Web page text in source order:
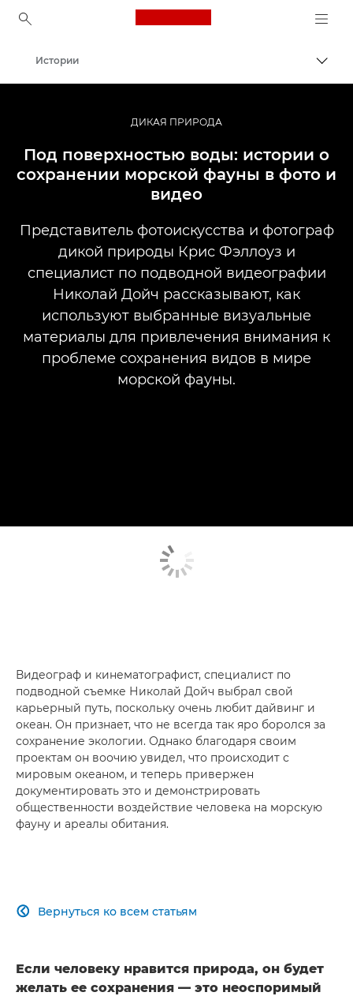
Canon Logo, back to
Профессиональная фото- и видеосъемка
Истории
ДИКАЯ ПРИРОДА
Под поверхностью воды: истории о
сохранении морской фауны в фото и
видео
Представитель фотоискусства и фотограф
дикой природы Крис Фэллоуз и
специалист по подводной видеографии
Николай Дойч рассказывают, как
используют выбранные визуальные
материалы для привлечения внимания к
проблеме сохранения видов в мире
морской фауны.
Видеограф и кинематографист, специалист по
подводной съемке Николай Дойч выбрал свой
карьерный путь, поскольку очень любит дайвинг и
океан. Он признает, что не всегда так яро боролся за
сохранение экологии. Однако благодаря своим
проектам он воочию увидел, что происходит с
мировым океаном, и теперь привержен
документировать это и демонстрировать
общественности воздействие человека на морскую
фауну и ареалы обитания.
Вернуться ко всем статьям

Если человеку нравится природа, он будет
желать ее сохранения — это неоспоримый